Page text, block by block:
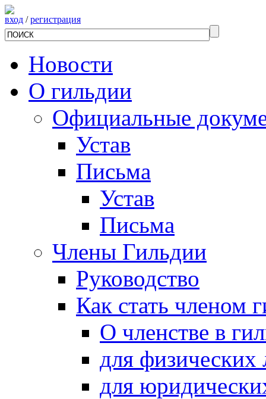
вход /регистрация
Новости
О гильдии
Официальные
Устав
Письма
Устав
Письма
Члены Гильдии
Руководство
Как стать членом
О членстве в
для физических
для